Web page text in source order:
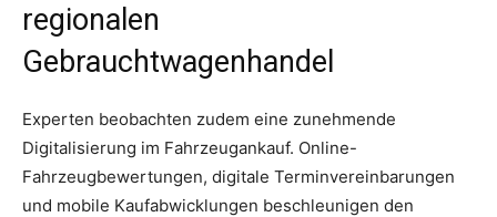
regionalen
Gebrauchtwagenhandel
Experten beobachten zudem eine zunehmende
Digitalisierung im Fahrzeugankauf. Online-
Fahrzeugbewertungen, digitale Terminvereinbarungen
und mobile Kaufabwicklungen beschleunigen den